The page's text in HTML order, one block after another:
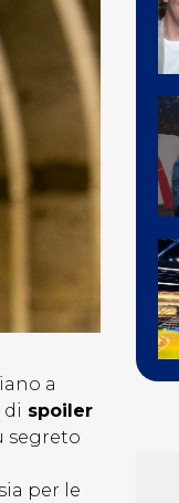
a
spoiler
segreto
per le